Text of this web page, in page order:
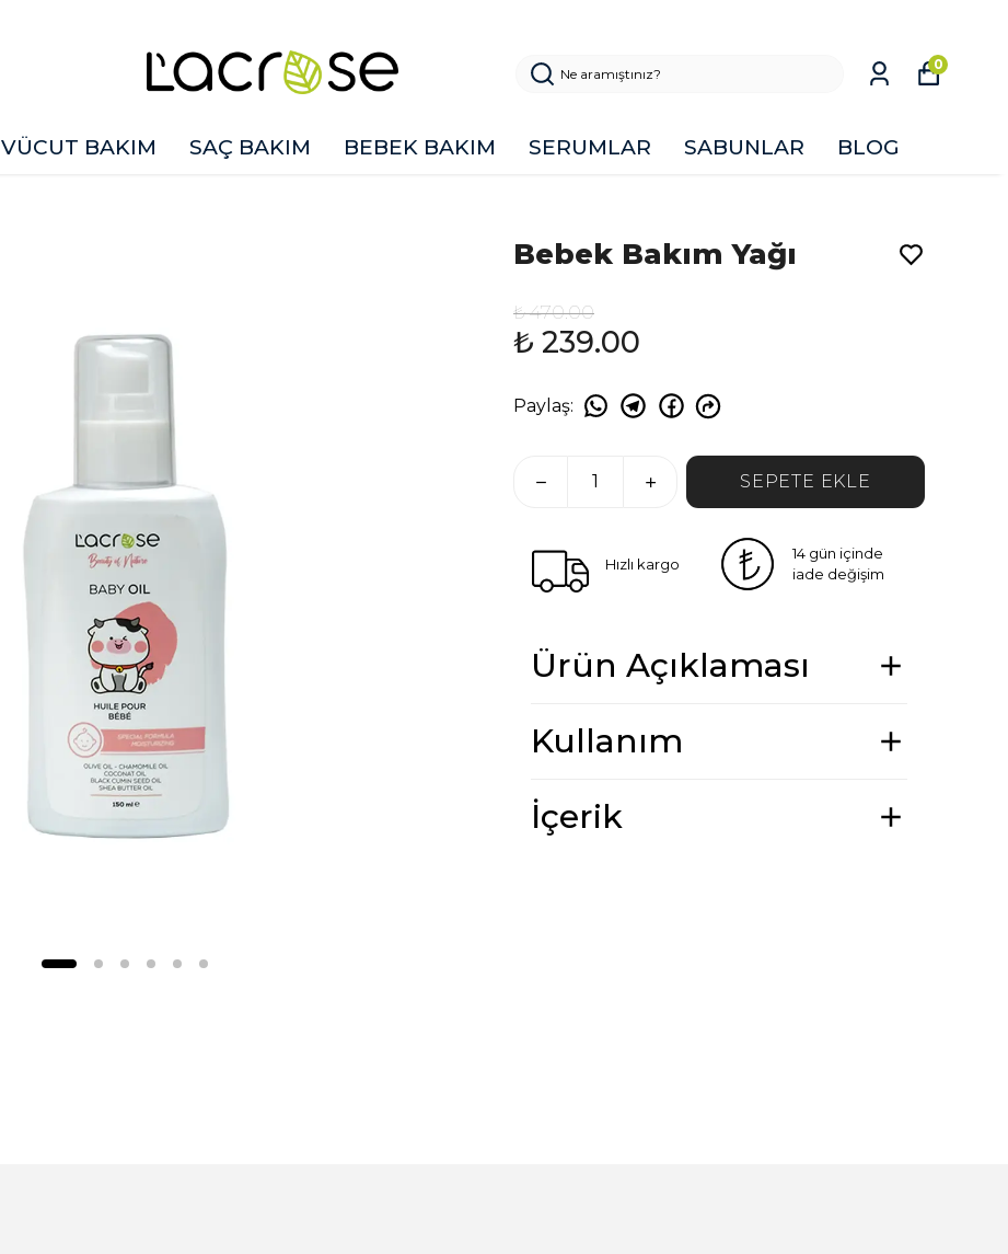
VÜCUT BAKIM SAÇ BAKIM BEBEK BAKIM SERUMLAR SABUNLAR BLOG
0
Bebek Bakım Yağı
₺ 470.00
₺ 239.00
Paylaş:
SEPETE EKLE
Hızlı kargo
14 gün içinde
iade değişim
Ürün Açıklaması
Kullanım
İçerik